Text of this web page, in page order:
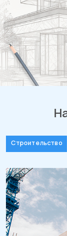
Строительство